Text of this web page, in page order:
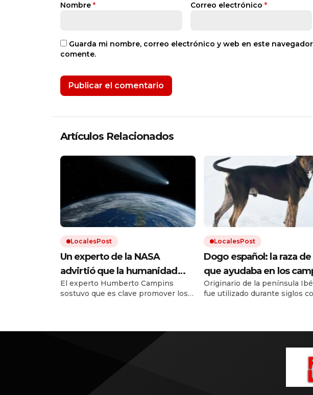
Nombre * Correo electrónico *
Guarda mi nombre, correo electrónico y web en este
comente.
Artículos Relacionados
LocalesPost
Un experto de la NASA
advirtió que la humanidad
debe prepararse para el
impacto de un asteroide:
El experto Humberto Campins
sostuvo que es clave promover los
LocalesPost
Dogo español: la raza
que ayudaba en los
que está en proceso de
recuperación
Originario de la península
fue utilizado durante siglos
estuvo al borde la extinción.